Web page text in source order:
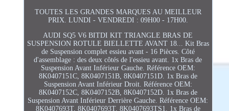
TOUTES LES GRANDES MARQUES AU MEILLEUR
PRIX. LUNDI - VENDREDI : 09H00 - 17H00.
AUDI SQ5 V6 BITDI KIT TRIANGLE BRAS DE
SUSPENSION ROTULE BIELLETTE AVANT 18... Kit Bras
de Suspension complet essieu avant - 16 Pièces. Côté
d'assemblage : des deux côtés de l'essieu avant. 1x Bras de
Suspension Avant Inférieur Gauche. Référence OEM:
8K0407151C, 8K0407151B, 8K0407151D. 1x Bras de
Suspension Avant Inférieur Droit. Référence OEM:
8K0407152C, 8K0407152B, 8K0407152D. 1x Bras de
Suspension Avant Inférieur Derrière Gauche. Référence OEM:
8K0407693T, 8K0407693T, 8K0407693TS1. 1x Bras de